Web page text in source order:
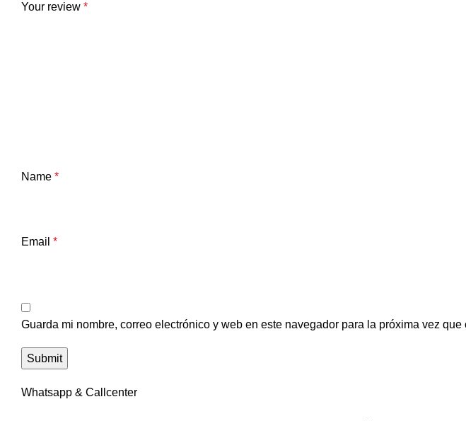
Your review *
Name *
Email *
Guarda mi nombre, correo electrónico y web en este navegador para la próxima vez que
Whatsapp & Callcenter